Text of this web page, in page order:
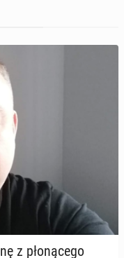
z pło­ną­ce­go